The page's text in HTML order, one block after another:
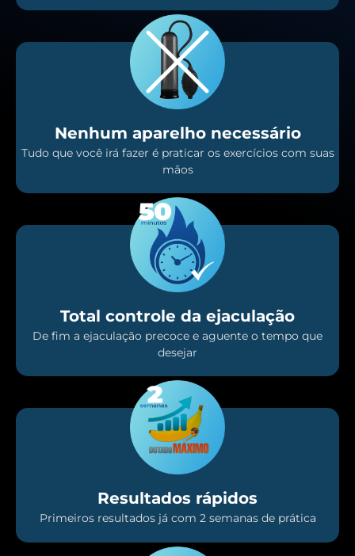
Nenhum aparelho necessário
Tudo que você irá fazer é praticar os exercícios com suas
mãos
Total controle da ejaculação
De fim a ejaculação precoce e aguente o tempo que
desejar
Resultados rápidos
Primeiros resultados já com 2 semanas de prática